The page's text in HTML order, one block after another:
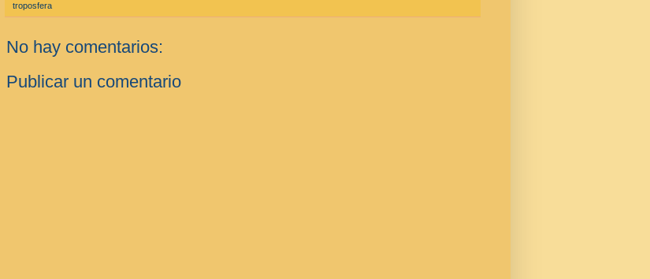
troposfera
No hay comentarios:
Publicar un comentario